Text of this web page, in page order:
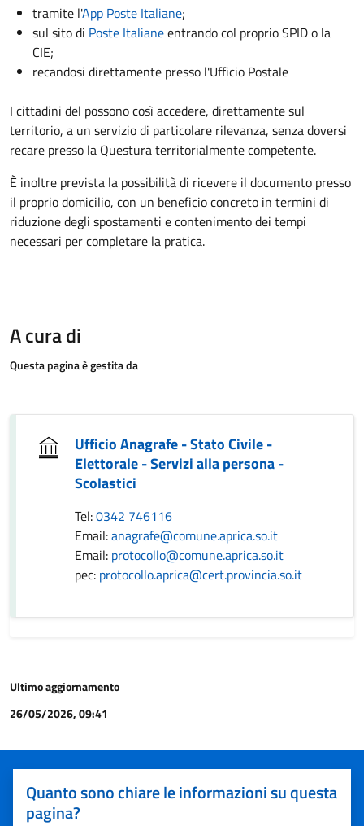
tramite l'App Poste Italiane;
sul sito di Poste Italianeentrando col proprio SPID o la
CIE;
recandosi direttamente presso l'Ufficio Postale
I cittadini del possono così accedere, direttamente sul
territorio, a un servizio di particolare rilevanza, senza doversi
recare presso la Questura territorialmente competente.
È inoltre prevista la possibilità di ricevere il documento presso
il proprio domicilio, con un beneficio concreto in termini di
riduzione degli spostamenti e contenimento dei tempi
necessari per completare la pratica.
A cura di
Questa pagina è gestita da
Ufficio Anagrafe - Stato Civile -
Elettorale - Servizi alla persona -
Scolastici
Tel:0342 746116
Email:anagrafe@comune.aprica.so.it
Email: protocollo@comune.aprica.so.it
pec: protocollo.aprica@cert.provincia.so.it
Ultimo aggiornamento
26/05/2026, 09:41
Quanto sono chiare le informazioni su questa
pagina?